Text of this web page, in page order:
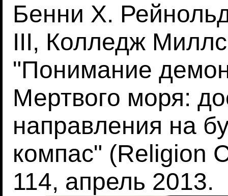
Бенни Х.
III, Колледж
"Понимание
Мертвого моря:
направления на
компас" (Religion
114, апрель 2013.